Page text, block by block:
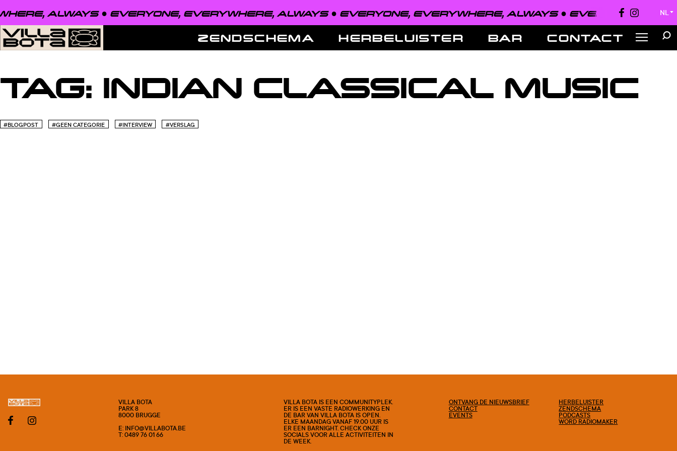
ALWAYS ● EVERYONE, EVERYWHERE, ALWAYS ● EVERYONE, EVERYWHERE, ALWAYS ● EVERYONE, NL ▼
ZENDSCHEMA HERBELUISTER BAR CONTACT
TAG: INDIAN CLASSICAL MUSIC
#BLOGPOST #GEEN CATEGORIE #INTERVIEW #VERSLAG
VILLA BOTA
PARK 8
8000 BRUGGE
E: INFO@VILLABOTA.BE
T: 0489 76 01 66
VILLA BOTA IS EEN COMMUNITYPLEK.
ER IS EEN VASTE RADIOWERKING EN
DE BAR VAN VILLA BOTA IS OPEN.
ELKE MAANDAG VANAF 19.00 UUR IS
ER EEN BARNIGHT. CHECK ONZE
SOCIALS VOOR ALLE ACTIVITEITEN IN
DE WEEK.
ONTVANG DE NIEUWSBRIEF
CONTACT
EVENTS
HERBELUISTER
ZENDSCHEMA
PODCASTS
WORD RADIOMAKER